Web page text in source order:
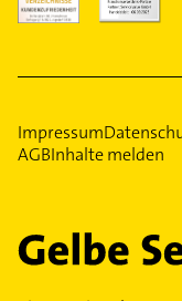
Impressum
AGBInhalte melden